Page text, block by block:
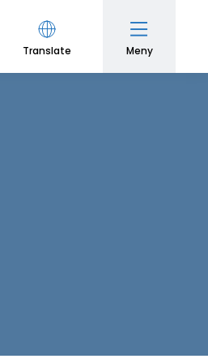
Translate Meny